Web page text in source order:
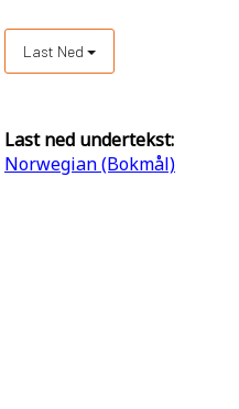
Last Ned
Last ned undertekst:
Norwegian (Bokmål)